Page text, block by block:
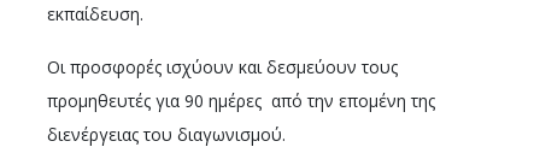
εκπαίδευση.
Οι προσφορές ισχύουν και δεσμεύουν τους
προμηθευτές για 90 ημέρες από την επομένη της
διενέργειας του διαγωνισμού.